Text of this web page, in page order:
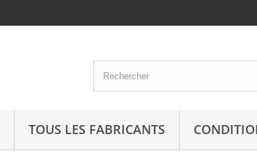
TOUS LES FABRICANTS